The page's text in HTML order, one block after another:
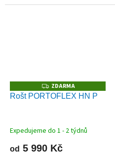
Z
D
A
ZDARMA
Rošt PORTOFLEX HN P
Expedujeme do 1 - 2 týdnů
od 5 990 Kč